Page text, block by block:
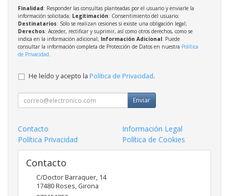
Finalidad: Responder las consultas planteadas por el usuario y enviarle la
información solicitada; Legitimación: Consentimiento del usuario;
Destinatarios: Solo se realizan cesiones si existe una obligación legal;
Derechos: Acceder, rectificar y suprimir, así como otros derechos, como se
indica en la información adicional; Información Adicional: Puede
consultar la información completa de Protección de Datos en nuestra Política
de Privacidad.
He leído y acepto la Política de Privacidad.
Enviar
Contacto
Información Legal
Política Privacidad
Política de Cookies
Contacto
C/Doctor Barraquer, 14
17480Roses, Girona